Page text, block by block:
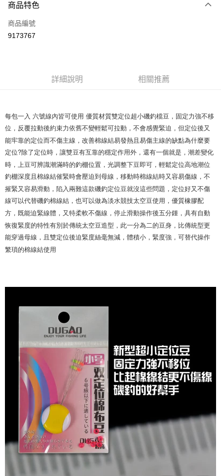
台灣樂天信用卡公司
【大哥付你分期使用說明】
2.付款方式選擇「大哥付你分期」，訂單成立後會自動跳轉到大哥付的交易
流程，驗證手機門號後，選擇欲分期的期數、繳款截止日，確認付款後即完
法說明評估內容。
【繳款方式說明】
2.透過簡訊連結打開帳單後，可選擇「超商條碼／台灣大直營門市／銀行轉
帳／街口支付／iPASS MONEY」等通路繳費。
【注意事項】
用戶於交易時，得透過本服務購買商品或服務，並由商店將買賣／分期付款
買賣價金債權讓與本公司後，依約使用本公司帳單繳交帳款。
2.基於同意付款使用「大哥付你分期」之契約關係目的，商店將以您的個人
由本公司與您本人進行分期帳單所需資料之確認、核對及更正。
3.完整用戶服務條款，請詳閱以下連結：https://oppay.tw/userRule
相關說明
【關於「AFTEE先享後付」】
３．安心：先確認商品／服務後，再付款。
結帳頁面，進行簡訊認證並確認金額後，即可完成結帳。
２．訂單成立數日內，您將收到繳費通知簡訊。
３．收到繳費通知簡訊後14天內，點擊此簡訊中的連結，可透過四大超商／
ATM／網路銀行／等多元方式進行付款，方視為交易完成。
※ 請注意：結帳手續完成當下不需立刻繳費，但若您需要取消訂單，請聯絡
購買商品的店家。未經商家同意取消之訂單仍視為有效，需透過AFTEE先享
後付繳納相關費用。
※ 交易是否成功請以「AFTEE先享後付 」之結帳頁面顯示為準，若有關於
是否繳費成功／繳費後需取消欲退款等相關疑問，請聯繫「AFTEE先享後付
【注意事項】
１．透過由恩沛科技股份有限公司提供之「AFTEE先享後付」服務完成之交
權轉讓予恩沛科技股份有限公司。
２．關於個人資料處理事宜，請瀏覽以下網址：
請求用戶進行身份認證。
５．嚴禁一人註冊多個帳號或使用他人資訊註冊。若發現惡意使用之情形，
恩沛科技股份有限公司將有權停止該用戶之使用額度並採取法律行動。
每筆NT$60，滿NT$1,200(含以上)免運費
付款後全家取貨
7-11取貨付款
每筆NT$60，滿NT$1,200(含以上)免運費
付款後7-11取貨
每筆NT$60，滿NT$1,200(含以上)免運費
一般宅配（門市自取請勿下單，請聯繫客服）
每筆NT$100，滿NT$2,000(含以上)免運費
每筆NT$200，滿NT$3,000(含以上)免運費
國家/地區配送(**下單前請私訊客服確認實際運費(運費另
計)，訂單才得以成立**)
商品特色
商品編號
9173767
詳細說明 相關推薦
每包一入 六號線內皆可使用 優質材質雙定位超小磯釣檔豆，固定力強不移
位，反覆拉動後約束力依舊不變輕鬆可拉動，不會感覺緊迫，但定位後又
能牢靠的定位而不傷主線，改善棉線結易發熱且易傷主線的缺點為什麼要
定位?除了定位時，讓雙豆有互靠的穩定作用外，還有一個就是，潮差變化
時，上豆可辨識潮滿時的釣棚位置，光調整下豆即可，輕鬆定位高地潮位
釣棚深度且棉線結催緊時會壓迫到母線，移動時棉線結時又容易傷線，不
摧緊又容易滑動，陷入兩難這款磯釣定位豆就沒這些問題，定位好又不傷
線可以代替磯釣棉線結，也可以做為淡水競技太空豆使用，優質橡膠配
方，既能迫緊線體，又特柔軟不傷線，停止滑動操作後五分鍾，具有自動
恢復緊度的特性有別於傳統太空豆造型，此一分為二的豆身，比傳統型更
能穿過母線，且雙定位後迫緊度絲毫無減，體積小，緊度強，可替代操作
繁瑣的棉線結使用